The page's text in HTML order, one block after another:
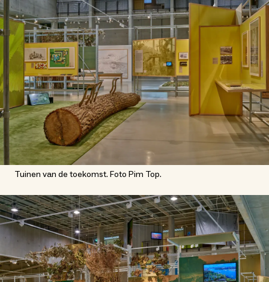
Tuinen van de toekomst. Foto Pim Top.